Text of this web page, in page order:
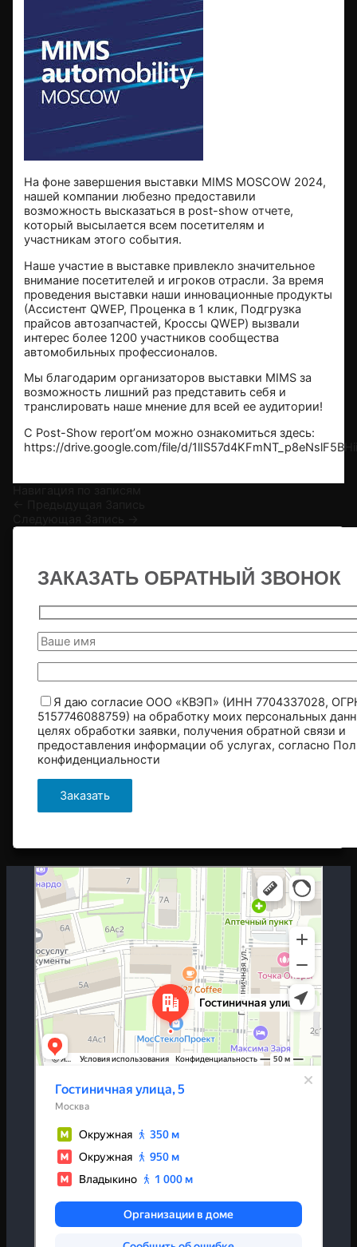
На фоне завершения выставки MIMS MOSCOW 2024,
нашей компании любезно предоставили
возможность высказаться в post-show отчете,
который высылается всем посетителям и
участникам этого события.
Наше участие в выставке привлекло значительное
внимание посетителей и игроков отрасли. За время
проведения выставки наши инновационные продукты
(Ассистент QWEP, Проценка в 1 клик, Подгрузка
прайсов автозапчастей, Кроссы QWEP) вызвали
интерес более 1200 участников сообщества
автомобильных профессионалов.
Мы благодарим организаторов выставки MIMS за
возможность лишний раз представить себя и
транслировать наше мнение для всей ее аудитории!
С Post-Show report’ом можно ознакомиться здесь:
https://drive.google.com/file/d/
ЗАКАЗАТЬ ОБРАТНЫЙ ЗВОНОК
Я даю согласие ООО «КВЭП» (ИНН 7704337028,
5157746088759) на обработку моих персональных
целях обработки заявки, получения обратной связи и
предоставления информации об услугах, согласно
конфиденциальности
Москва
Гостиничная улица, 5 — Яндекс.Карты